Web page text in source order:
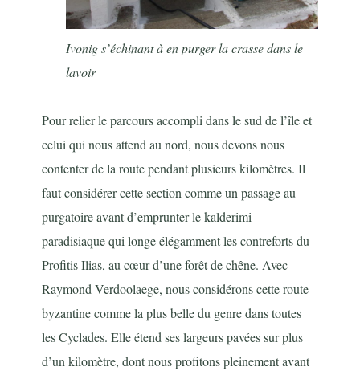
Ivonig s’échinant à en purger la crasse dans le
lavoir
Pour relier le parcours accompli dans le sud de l’île et
celui qui nous attend au nord, nous devons nous
contenter de la route pendant plusieurs kilomètres. Il
faut considérer cette section comme un passage au
purgatoire avant d’emprunter le kalderimi
paradisiaque qui longe élégamment les contreforts du
Profitis Ilias, au cœur d’une forêt de chêne. Avec
Raymond Verdoolaege, nous considérons cette route
byzantine comme la plus belle du genre dans toutes
les Cyclades. Elle étend ses largeurs pavées sur plus
d’un kilomètre, dont nous profitons pleinement avant